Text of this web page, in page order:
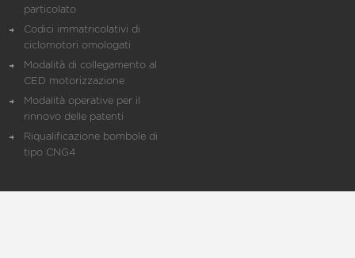
particolato
Codici immatricolativi di
ciclomotori omologati
Modalità di collegamento al
CED motorizzazione
Modalità operative per il
rinnovo delle patenti
Riqualificazione bombole di
tipo CNG4